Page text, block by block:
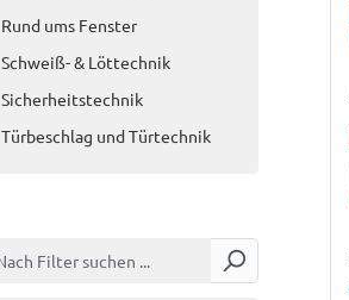
Rund ums Fenster
Schweiß- & Löttechnik
Sicherheitstechnik
Türbeschlag und Türtechnik